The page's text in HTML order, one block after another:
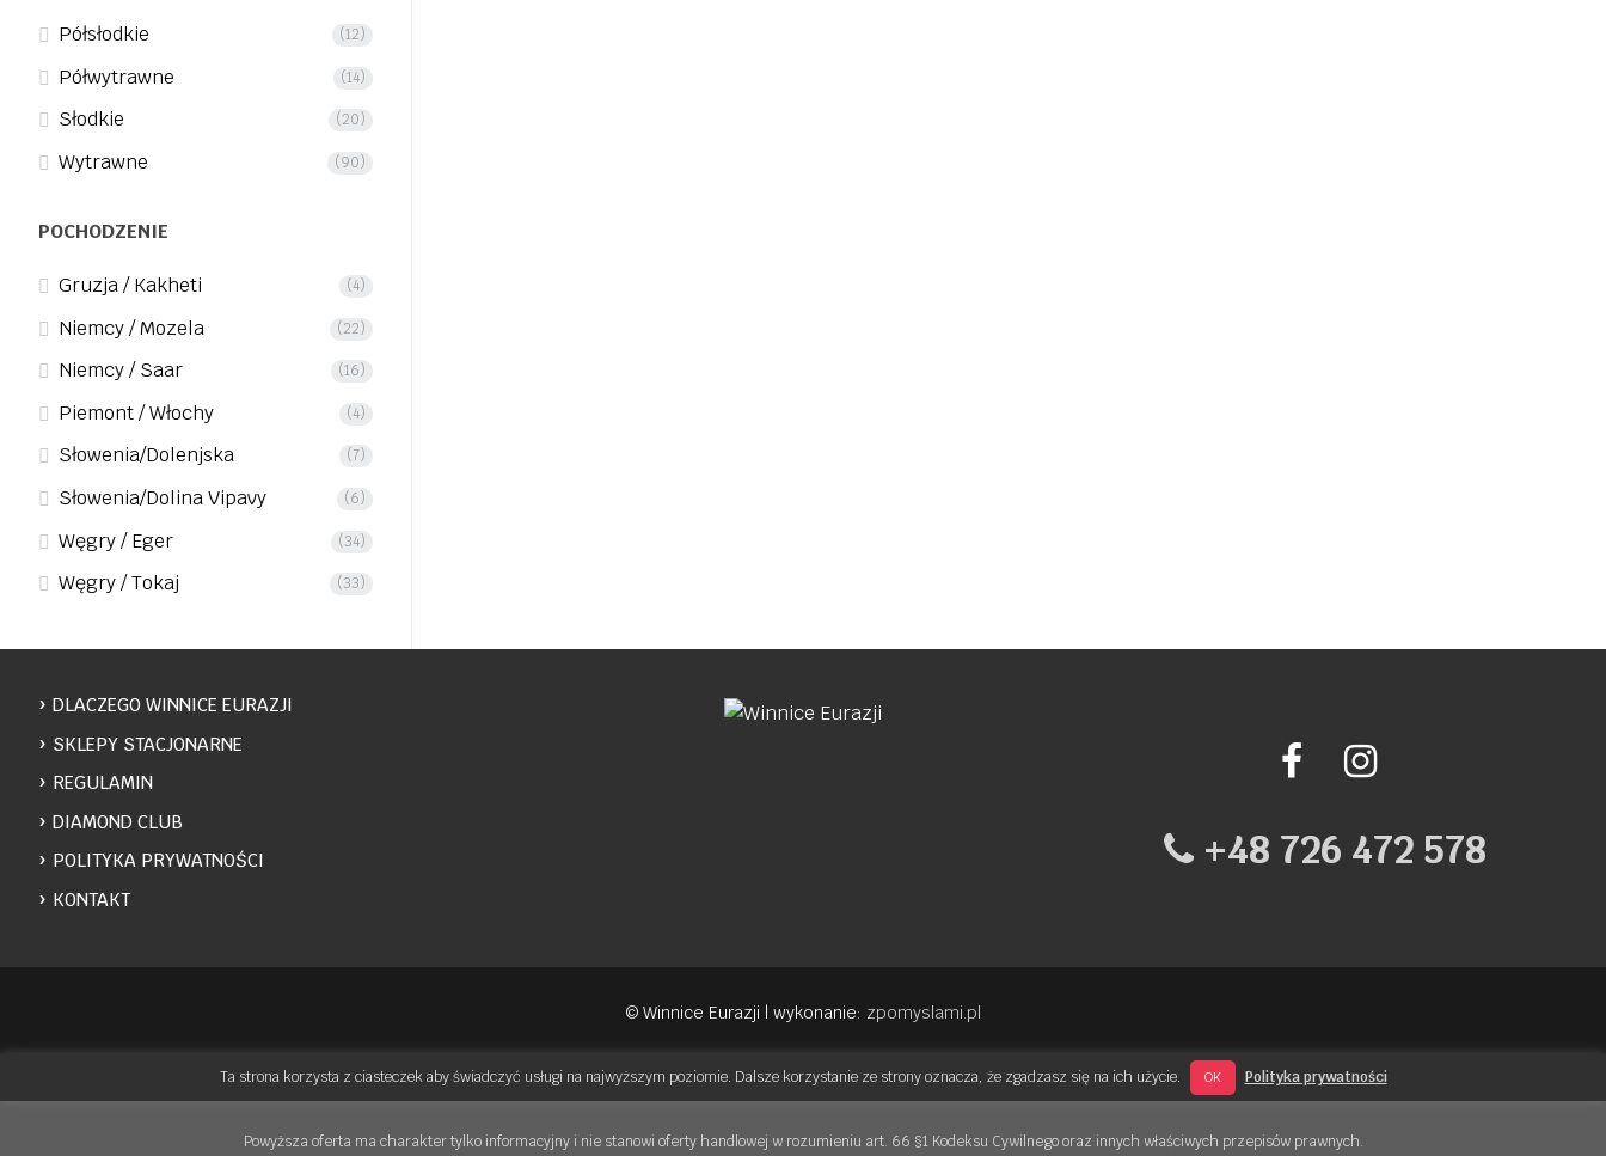
Półsłodkie (12)
Półwytrawne (14)
Słodkie (20)
Wytrawne (90)
POCHODZENIE
Gruzja / Kakheti (4)
Niemcy / Mozela (22)
Niemcy / Saar (16)
Piemont / Włochy (4)
Słowenia/Dolenjska (7)
Słowenia/Dolina Vipavy (6)
Węgry / Eger (34)
Węgry / Tokaj (33)
DLACZEGO WINNICE EURAZJI
SKLEPY STACJONARNE
REGULAMIN
DIAMOND CLUB
POLITYKA PRYWATNOŚCI
KONTAKT
+48 726 472 578
© Winnice Eurazji | wykonanie: zpomyslami.pl
Ta strona korzysta z ciasteczek aby świadczyć usługi na najwyższym poziomie. Dalsze korzystanie ze strony oznacza, że zgadzasz się na ich użycie. OK Polityka prywatności
Powyższa oferta ma charakter tylko informacyjny i nie stanowi oferty handlowej w rozumieniu art. 66 §1 Kodeksu Cywilnego oraz innych właściwych przepisów prawnych.